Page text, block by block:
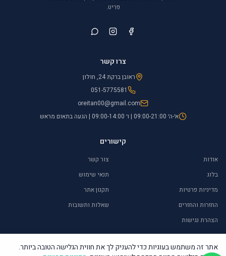
פריט.
צרו קשר
ראובן ברקת 24, חולון
051-5775581
oreitan00@gmail.com
א׳-ה׳ 09:00-21:00 | ו׳ 09:00-14:00 | הגעה בתאום מראש
קישורים
אודות
צור קשר
בלוג
תנאי שימוש
מדיניות פרטיות
תקנון אתר
החזרות והחזרים
שאלות ותשובות
הצהרת נגישות
אתר זה משתמש בעוגיות כדי להעניק לך את חווית הגלישה הטובה ביותר.